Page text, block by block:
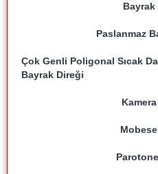
Bayrak
Paslanmaz
Çok Genli Poligonal Sıcak
Bayrak Direği